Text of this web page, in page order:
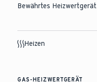
Bewährtes Heizwertgerät.
Heizen
GAS-HEIZWERTGERÄT